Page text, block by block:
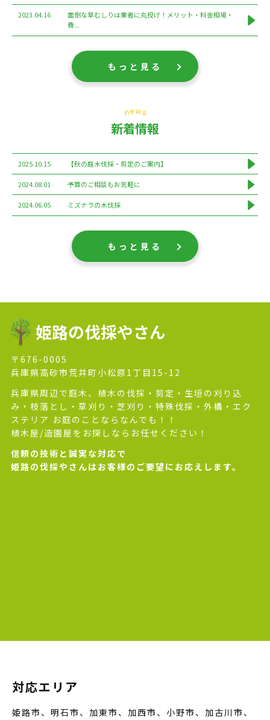
2023.04.16
面倒な草むしりは業者に丸投げ！メリット・料金相場・
費...
もっと見る
新着情報
2025.10.15 【秋の庭木伐採・剪定のご案内】
2024.08.01 予算のご相談もお気軽に
2024.06.05 ミズナラの木伐採
もっと見る
姫路の伐採やさん
〒676-0005
兵庫県高砂市荒井町小松原1丁目15-12
兵庫県周辺で庭木、植木の伐採・剪定・生垣の刈り込
み・枝落とし・草刈り・芝刈り・特殊伐採・外構・エク
ステリア お庭のことならなんでも！！
植木屋/造園屋をお探しならお任せください！
信頼の技術と誠実な対応で
姫路の伐採やさんはお客様のご要望にお応えします。
対応エリア
姫路市、明石市、加東市、加西市、小野市、加古川市、